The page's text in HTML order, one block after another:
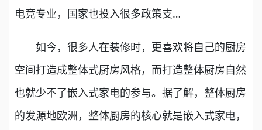
电竞专业，国家也投入很多政策支…
如今，很多人在装修时，更喜欢将自己的厨房
空间打造成整体式厨房风格，而打造整体厨房自然
也就少不了嵌入式家电的参与。据了解，整体厨房
的发源地欧洲，整体厨房的核心就是嵌入式家电，